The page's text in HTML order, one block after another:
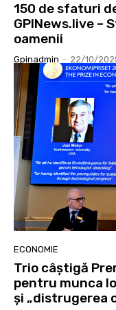
150 de sfaturi
GPINews.live –
oamenii
Gpinadmin - 22/10/
ECONOMIE
Trio câștigă
pentru munca
și „distrugerea